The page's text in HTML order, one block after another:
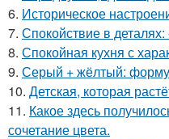
6. Историческое
7. Спокойствие в
8. Спокойная кухня с
9. Серый + жёлтый:
10. Детская, которая
11. Какое здесь
сочетание цвета.